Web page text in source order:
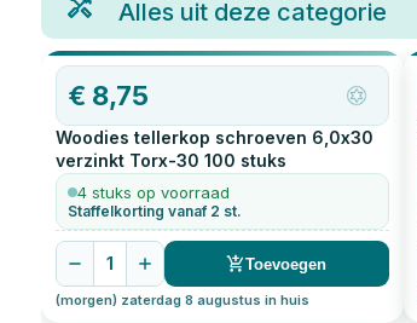
Alles uit deze categorie
€ 8,75
Woodies tellerkop schroeven 6,0x30
verzinkt Torx-30 100 stuks
4 stuks op voorraad
Staffelkorting vanaf 2 st.
1 Toevoegen
(morgen) zaterdag 8 augustus in huis